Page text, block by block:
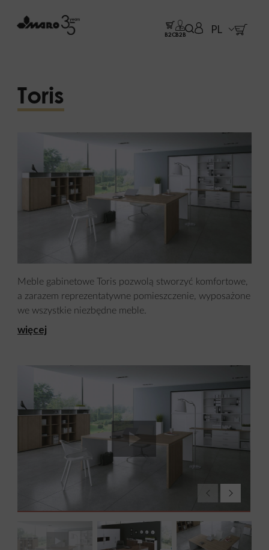
B2CB2B PL
Toris
Meble gabinetowe Toris pozwolą stworzyć komfortowe,
a zarazem reprezentatywne pomieszczenie, wyposażone
we wszystkie niezbędne meble.
więcej